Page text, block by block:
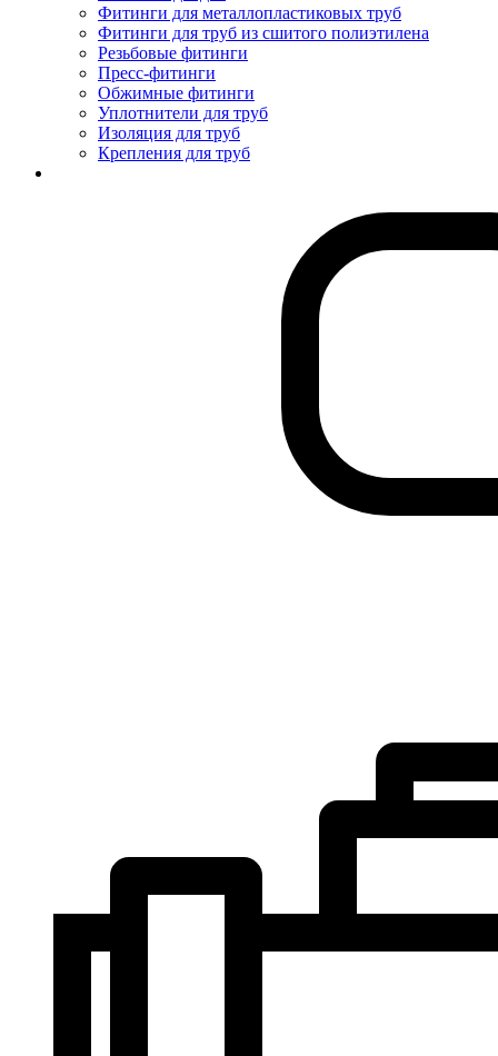
Фитинги для металлопластиковых труб
Фитинги для труб из сшитого полиэтилена
Резьбовые фитинги
Пресс-фитинги
Обжимные фитинги
Уплотнители для труб
Изоляция для труб
Крепления для труб